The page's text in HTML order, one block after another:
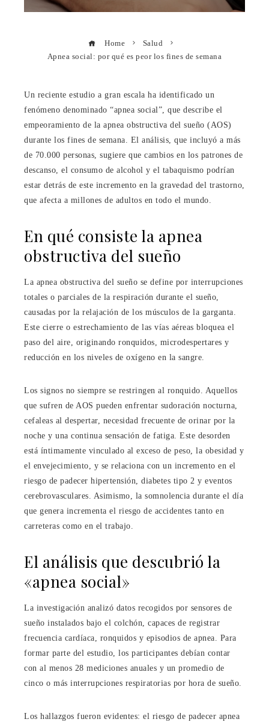
Home
Salud
Apnea social: por qué es peor los fines de semana
Un reciente estudio a gran escala ha identificado un
fenómeno denominado “apnea social”, que describe el
empeoramiento de la apnea obstructiva del sueño (AOS)
durante los fines de semana. El análisis, que incluyó a más
de 70.000 personas, sugiere que cambios en los patrones de
descanso, el consumo de alcohol y el tabaquismo podrían
estar detrás de este incremento en la gravedad del trastorno,
que afecta a millones de adultos en todo el mundo.
En qué consiste la apnea
obstructiva del sueño
La apnea obstructiva del sueño se define por interrupciones
totales o parciales de la respiración durante el sueño,
causadas por la relajación de los músculos de la garganta.
Este cierre o estrechamiento de las vías aéreas bloquea el
paso del aire, originando ronquidos, microdespertares y
reducción en los niveles de oxígeno en la sangre.
Los signos no siempre se restringen al ronquido. Aquellos
que sufren de AOS pueden enfrentar sudoración nocturna,
cefaleas al despertar, necesidad frecuente de orinar por la
noche y una continua sensación de fatiga. Este desorden
está íntimamente vinculado al exceso de peso, la obesidad y
el envejecimiento, y se relaciona con un incremento en el
riesgo de padecer hipertensión, diabetes tipo 2 y eventos
cerebrovasculares. Asimismo, la somnolencia durante el día
que genera incrementa el riesgo de accidentes tanto en
carreteras como en el trabajo.
El análisis que descubrió la
«apnea social»
La investigación analizó datos recogidos por sensores de
sueño instalados bajo el colchón, capaces de registrar
frecuencia cardíaca, ronquidos y episodios de apnea. Para
formar parte del estudio, los participantes debían contar
con al menos 28 mediciones anuales y un promedio de
cinco o más interrupciones respiratorias por hora de sueño.
Los hallazgos fueron evidentes: el riesgo de padecer apnea